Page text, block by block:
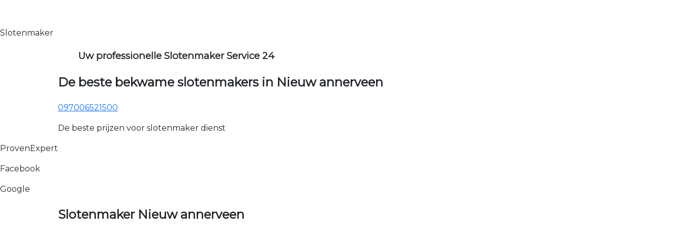
Slotenmaker
Uw professionelle Slotenmaker Service 24
De beste bekwame slotenmakers in Nieuw annerveen
097006521500
De beste prijzen voor slotenmaker dienst
ProvenExpert
Facebook
Google
Slotenmaker Nieuw annerveen